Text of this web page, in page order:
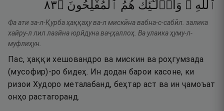
ٱللَّهِ ۖ وَأُو۟لَـٰٓئِكَ هُمُ ٱلْمُفْلِحُونَ ۝٣٨
Фа ати за-л-Қурба ҳаққаҳу ва-л мискӣна вабна-с-сабӣл. залика
хайру-л лил лазӣна юрӣдуна ваҷҳаллоҳ. Ва улаика ҳуму-л-
муфлиҳун.
Пас, ҳаққи хешовандро ва мискин ва роҳгумзада
(мусофир)-ро бидеҳ. Ин додан барои касоне, ки
ризои Худоро металабанд, беҳтар аст ва ин ҷамоъат
онҳо растагоранд.